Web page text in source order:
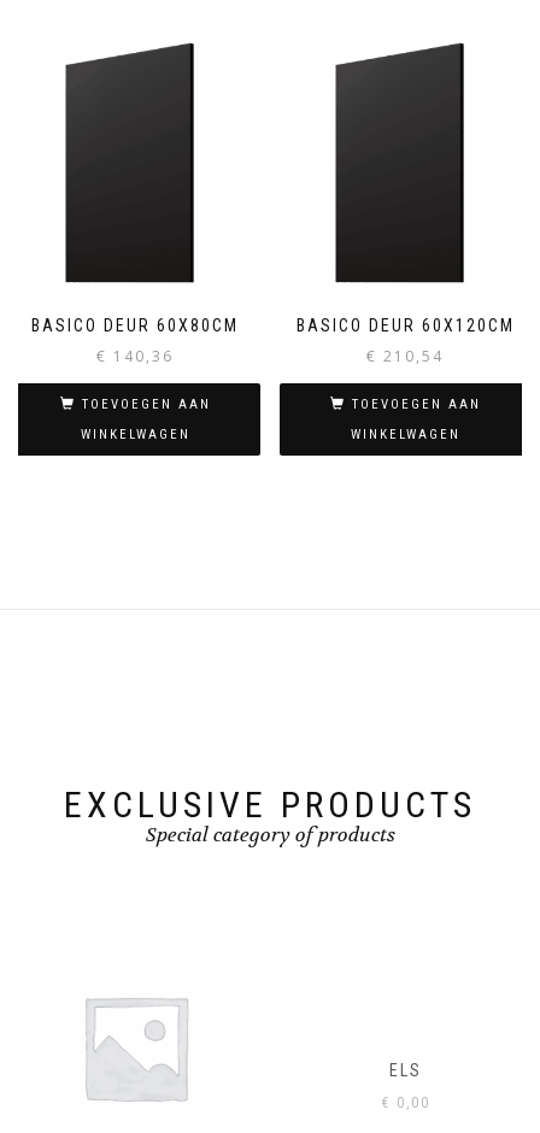
BASICO DEUR 60X80CM
€ 140,36
TOEVOEGEN AAN
WINKELWAGEN
BASICO DEUR 60X120CM
€ 210,54
TOEVOEGEN AAN
WINKELWAGEN
EXCLUSIVE PRODUCTS
Special category of products
ELS
€ 0,00